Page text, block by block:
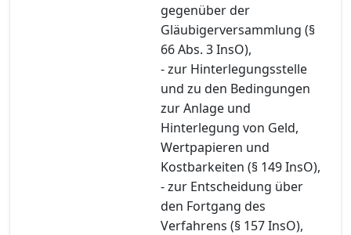
gegenüber der
Gläubigerversammlung (§
66 Abs. 3 InsO),
- zur Hinterlegungsstelle
und zu den Bedingungen
zur Anlage und
Hinterlegung von Geld,
Wertpapieren und
Kostbarkeiten (§ 149 InsO),
- zur Entscheidung über
den Fortgang des
Verfahrens (§ 157 InsO),